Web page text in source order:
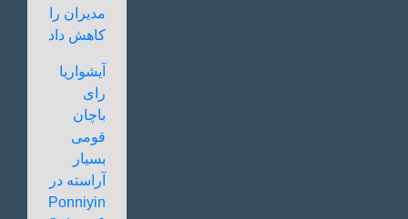
مدیران را
کاهش داد
آیشواریا
رای
باچان
قومی
بسیار
آراسته در
Ponniyin